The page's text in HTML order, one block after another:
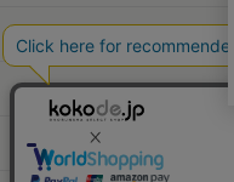
本屋さんへ行こう！キャンペーン
Information